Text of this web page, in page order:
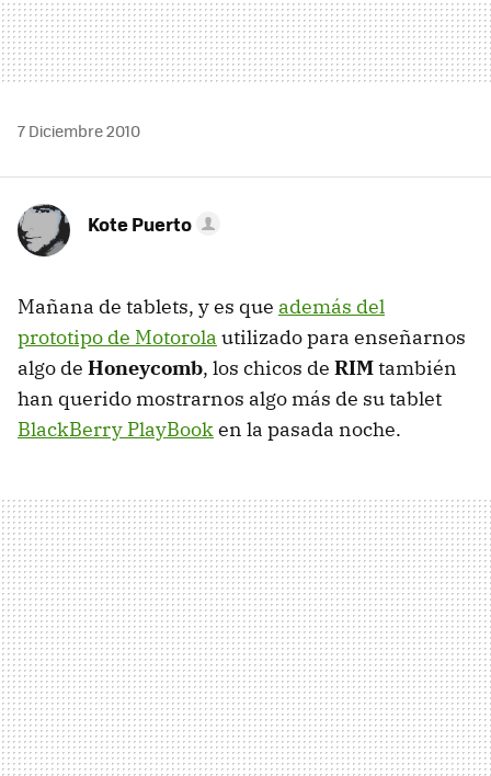
7 Diciembre 2010
Kote Puerto
Mañana de tablets, y es que además del
prototipo de Motorola utilizado para enseñarnos
algo de Honeycomb, los chicos de RIMtambién
han querido mostrarnos algo más de su tablet
BlackBerry PlayBooken la pasada noche.